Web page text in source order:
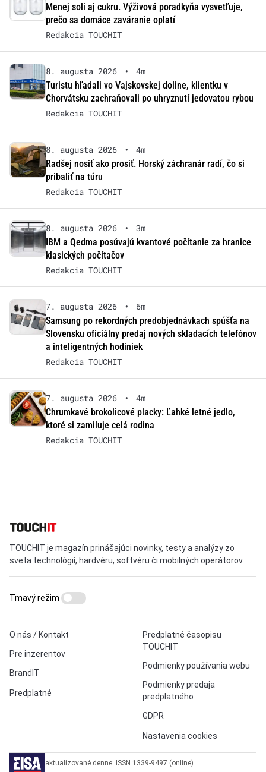
Menej soli aj cukru. Výživová poradkyňa vysvetľuje,
prečo sa domáce zaváranie oplatí
Redakcia TOUCHIT
8. augusta 2026 •
4m
Turistu hľadali vo Vajskovskej doline, klientku v
Chorvátsku zachraňovali po uhryznutí jedovatou rybou
Redakcia TOUCHIT
8. augusta 2026 •
4m
Radšej nosiť ako prosiť. Horský záchranár radí, čo si
pribaliť na túru
Redakcia TOUCHIT
8. augusta 2026 •
3m
IBM a Qedma posúvajú kvantové počítanie za hranice
klasických počítačov
Redakcia TOUCHIT
7. augusta 2026 •
6m
Samsung po rekordných predobjednávkach spúšťa na
Slovensku oficiálny predaj nových skladacích telefónov
a inteligentných hodiniek
Redakcia TOUCHIT
7. augusta 2026 •
4m
Chrumkavé brokolicové placky: Ľahké letné jedlo,
ktoré si zamiluje celá rodina
Redakcia TOUCHIT
TOUCHIT je magazín prinášajúci novinky, testy a analýzy zo
sveta technológií, hardvéru, softvéru či mobilných operátorov.
O nás / Kontakt
Pre inzerentov
BrandIT
Predplatné
Predplatné časopisu
TOUCHIT
Podmienky používania webu
Podmienky predaja
predplatného
GDPR
Nastavenia cookies
Tmavý režim
aktualizované denne: ISSN 1339-9497 (online)